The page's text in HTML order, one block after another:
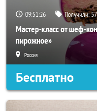
09:51:26 Получили:57
Мастер-класс от шеф-
пирожное»
Россия
Бесплатно